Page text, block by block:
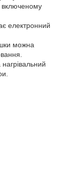
включеному
електронний
можна